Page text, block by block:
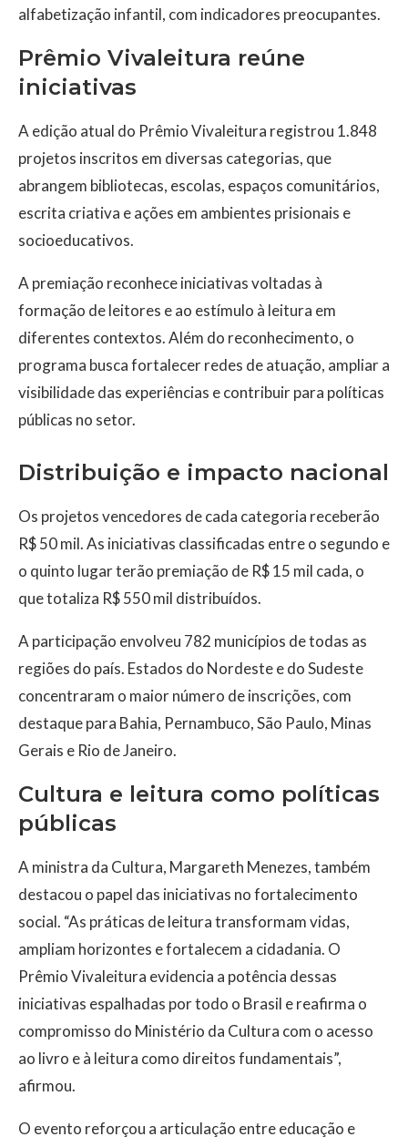
alfabetização infantil, com indicadores preocupantes.
Prêmio Vivaleitura reúne
iniciativas
A edição atual do Prêmio Vivaleitura registrou 1.848
projetos inscritos em diversas categorias, que
abrangem bibliotecas, escolas, espaços comunitários,
escrita criativa e ações em ambientes prisionais e
socioeducativos.
A premiação reconhece iniciativas voltadas à
formação de leitores e ao estímulo à leitura em
diferentes contextos. Além do reconhecimento, o
programa busca fortalecer redes de atuação, ampliar a
visibilidade das experiências e contribuir para políticas
públicas no setor.
Distribuição e impacto nacional
Os projetos vencedores de cada categoria receberão
R$ 50 mil. As iniciativas classificadas entre o segundo e
o quinto lugar terão premiação de R$ 15 mil cada, o
que totaliza R$ 550 mil distribuídos.
A participação envolveu 782 municípios de todas as
regiões do país. Estados do Nordeste e do Sudeste
concentraram o maior número de inscrições, com
destaque para Bahia, Pernambuco, São Paulo, Minas
Gerais e Rio de Janeiro.
Cultura e leitura como políticas
públicas
A ministra da Cultura, Margareth Menezes, também
destacou o papel das iniciativas no fortalecimento
social. “As práticas de leitura transformam vidas,
ampliam horizontes e fortalecem a cidadania. O
Prêmio Vivaleitura evidencia a potência dessas
iniciativas espalhadas por todo o Brasil e reafirma o
compromisso do Ministério da Cultura com o acesso
ao livro e à leitura como direitos fundamentais”,
afirmou.
O evento reforçou a articulação entre educação e